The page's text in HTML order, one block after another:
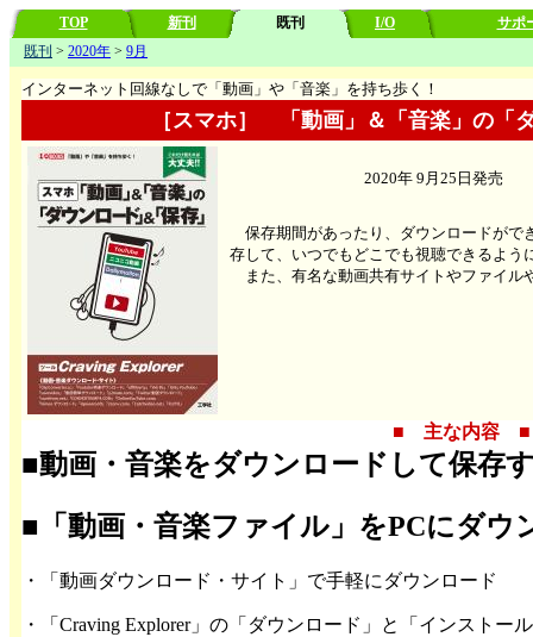
TOP 新刊 既刊 I/O
サポ
既刊 > 2020年 > 9月
インターネット回線なしで「動画」や「音楽」を持ち歩く！
［スマホ］ 「動画」＆「音楽」の「
2020年 9月25日発
保存期間があったり、ダウンロードがで
存して、いつでもどこでも視聴できるよう
また、有名な動画共有サイトやファイル
■ 主な内容 ■
■動画・音楽をダウンロードして保存
■「動画・音楽ファイル」をPCにダウ
・「動画ダウンロード・サイト」で手軽にダウンロード
・「Craving Explorer」の「ダウンロード」と「インストー